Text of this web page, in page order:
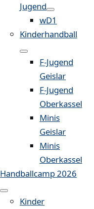
Jugend
wD1
Kinderhandball
F-Jugend
Geislar
F-Jugend
Oberkassel
Minis
Geislar
Minis
Oberkassel
Handballcamp 2026
Kinder